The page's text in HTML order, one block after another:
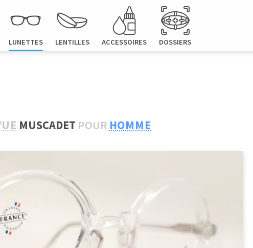
LUNETTES LENTILLES ACCESSOIRES DOSSIERS
MUSCADET POUR HOMME